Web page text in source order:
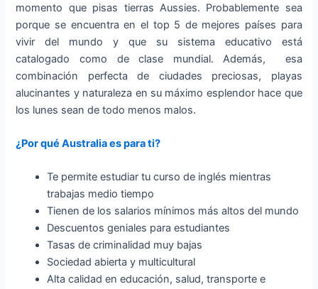
momento que pisas tierras Aussies. Probablemente sea
porque se encuentra en el top 5 de mejores países para
vivir del mundo y que su sistema educativo está
catalogado como de clase mundial. Además, esa
combinación perfecta de ciudades preciosas, playas
alucinantes y naturaleza en su máximo esplendor hace que
los lunes sean de todo menos malos.
¿Por qué Australia es para ti?
Te permite estudiar tu curso de inglés mientras
trabajas medio tiempo
Tienen de los salarios mínimos más altos del mundo
Descuentos geniales para estudiantes
Tasas de criminalidad muy bajas
Sociedad abierta y multicultural
Alta calidad en educación, salud, transporte e